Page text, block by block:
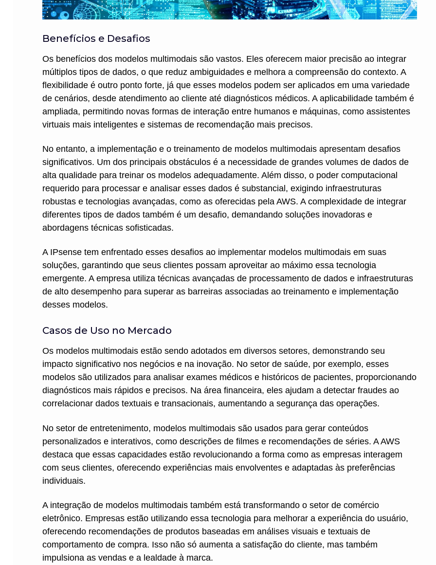
Benefícios e Desafios
Os benefícios dos modelos multimodais são vastos. Eles oferecem maior precisão ao integrar
múltiplos tipos de dados, o que reduz ambiguidades e melhora a compreensão do contexto. A
flexibilidade é outro ponto forte, já que esses modelos podem ser aplicados em uma variedade
de cenários, desde atendimento ao cliente até diagnósticos médicos. A aplicabilidade também é
ampliada, permitindo novas formas de interação entre humanos e máquinas, como assistentes
virtuais mais inteligentes e sistemas de recomendação mais precisos.
No entanto, a implementação e o treinamento de modelos multimodais apresentam desafios
significativos. Um dos principais obstáculos é a necessidade de grandes volumes de dados de
alta qualidade para treinar os modelos adequadamente. Além disso, o poder computacional
requerido para processar e analisar esses dados é substancial, exigindo infraestruturas
robustas e tecnologias avançadas, como as oferecidas pela AWS. A complexidade de integrar
diferentes tipos de dados também é um desafio, demandando soluções inovadoras e
abordagens técnicas sofisticadas.
A IPsense tem enfrentado esses desafios ao implementar modelos multimodais em suas
soluções, garantindo que seus clientes possam aproveitar ao máximo essa tecnologia
emergente. A empresa utiliza técnicas avançadas de processamento de dados e infraestruturas
de alto desempenho para superar as barreiras associadas ao treinamento e implementação
desses modelos.
Casos de Uso no Mercado
Os modelos multimodais estão sendo adotados em diversos setores, demonstrando seu
impacto significativo nos negócios e na inovação. No setor de saúde, por exemplo, esses
modelos são utilizados para analisar exames médicos e históricos de pacientes, proporcionando
diagnósticos mais rápidos e precisos. Na área financeira, eles ajudam a detectar fraudes ao
correlacionar dados textuais e transacionais, aumentando a segurança das operações.
No setor de entretenimento, modelos multimodais são usados para gerar conteúdos
personalizados e interativos, como descrições de filmes e recomendações de séries. A AWS
destaca que essas capacidades estão revolucionando a forma como as empresas interagem
com seus clientes, oferecendo experiências mais envolventes e adaptadas às preferências
individuais.
A integração de modelos multimodais também está transformando o setor de comércio
eletrônico. Empresas estão utilizando essa tecnologia para melhorar a experiência do usuário,
oferecendo recomendações de produtos baseadas em análises visuais e textuais de
comportamento de compra. Isso não só aumenta a satisfação do cliente, mas também
impulsiona as vendas e a lealdade à marca.